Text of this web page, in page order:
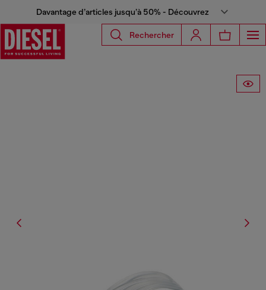
Davantage d’articles jusqu’à 50% - Découvrez
Rechercher